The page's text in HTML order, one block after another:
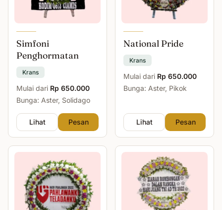
Simfoni
Penghormatan
Krans
Mulai dari Rp 650.000
Bunga: Aster, Solidago
Lihat Pesan
National Pride
Krans
Mulai dari Rp 650.000
Bunga: Aster, Pikok
Lihat Pesan